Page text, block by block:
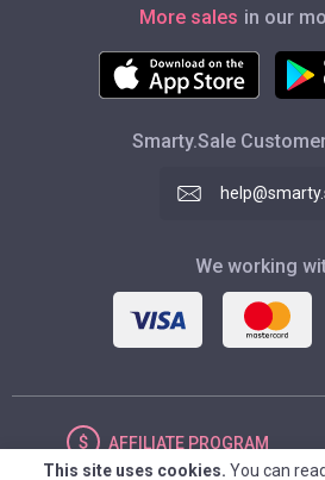
More sales in our
Smarty.Sale
We working
AFFILIATE PROGRAM
This site uses cookies. You can